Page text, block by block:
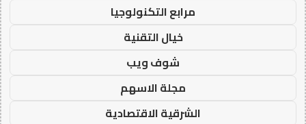
مرابع التكنولوجيا
خيال التقنية
شوف ويب
مجلة الاسهم
الشرقية الاقتصادية